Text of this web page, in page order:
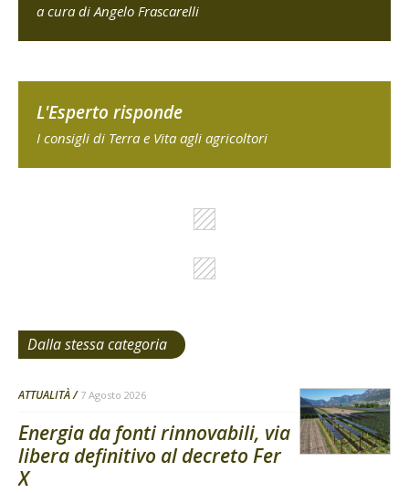
a cura di Angelo Frascarelli
L'Esperto risponde
I consigli di Terra e Vita agli agricoltori
Dalla stessa categoria
ATTUALITÀ 7 Agosto 2026
Energia da fonti rinnovabili, via
libera definitivo al decreto Fer
X